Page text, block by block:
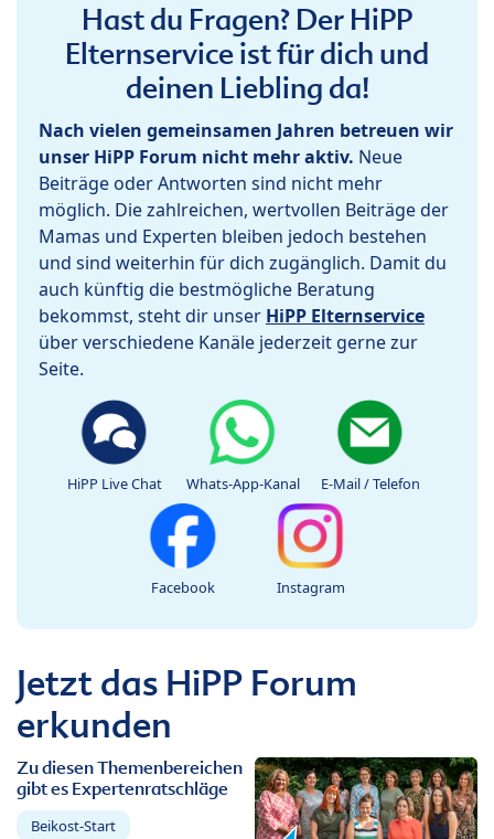
Hast du Fragen? Der HiPP
Elternservice ist für dich und
deinen Liebling da!
Nach vielen gemeinsamen Jahren betreuen wir
unser HiPP Forum nicht mehr aktiv. Neue
Beiträge oder Antworten sind nicht mehr
möglich. Die zahlreichen, wertvollen Beiträge der
Mamas und Experten bleiben jedoch bestehen
und sind weiterhin für dich zugänglich. Damit du
auch künftig die bestmögliche Beratung
bekommst, steht dir unser HiPP Elternservice
über verschiedene Kanäle jederzeit gerne zur
Seite.
HiPP Live Chat Whats-App-Kanal E-Mail / Telefon
Facebook Instagram
Jetzt das HiPP Forum
erkunden
Zu diesen Themenbereichen
gibt es Expertenratschläge
Beikost-Start